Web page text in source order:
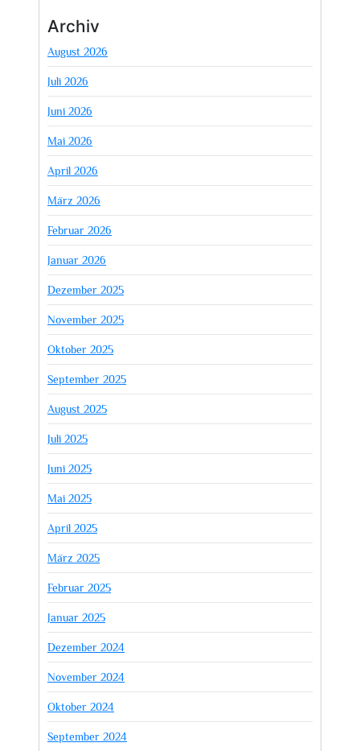
Archiv
August 2026
Juli 2026
Juni 2026
Mai 2026
April 2026
März 2026
Februar 2026
Januar 2026
Dezember 2025
November 2025
Oktober 2025
September 2025
August 2025
Juli 2025
Juni 2025
Mai 2025
April 2025
März 2025
Februar 2025
Januar 2025
Dezember 2024
November 2024
Oktober 2024
September 2024